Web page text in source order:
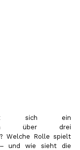
sich ein
über drei
Welche Rolle spielt
und wie sieht die